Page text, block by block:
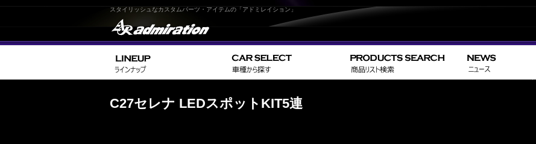
スタイリッシュなカスタムパーツ・アイテムの「アドミレイション」
C27セレナ LEDスポットKIT5連